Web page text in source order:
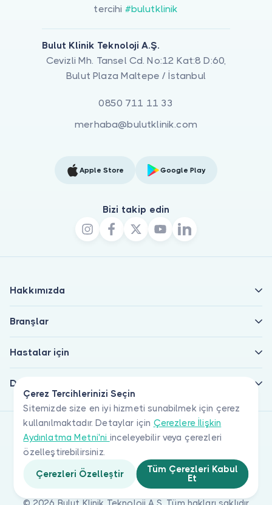
Çerez Tercihlerinizi Seçin
Sitemizde size en iyi hizmeti sunabilmek için çerez
kullanılmaktadır. Detaylar için Çerezlere İlişkin
Aydınlatma Metni'ni inceleyebilir veya çerezleri
özelleştirebilirsiniz.
Çerezleri Özelleştir
Tüm Çerezleri Kabul
Et
tercihi #bulutklinik
Bulut Klinik Teknoloji A.Ş.
Cevizli Mh. Tansel Cd. No:12 Kat:8 D:60,
Bulut Plaza Maltepe / İstanbul
0850 711 11 33
merhaba@bulutklinik.com
Apple Store Google Play
Bizi takip edin
Hakkımızda
Branşlar
Hastalar için
Doktorlar için